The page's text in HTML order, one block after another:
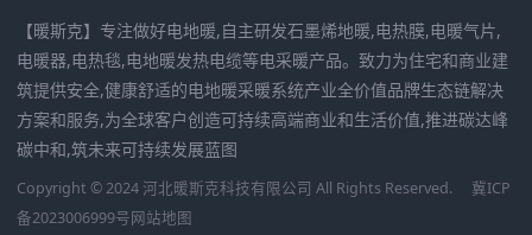
【暖斯克】专注做好电地暖,自主研发石墨烯地暖,电热膜,电暖气片,
电暖器,电热毯,电地暖发热电缆等电采暖产品。致力为住宅和商业建
筑提供安全,健康舒适的电地暖采暖系统产业全价值品牌生态链解决
方案和服务,为全球客户创造可持续高端商业和生活价值,推进碳达峰
碳中和,筑未来可持续发展蓝图
Copyright © 2024 河北暖斯克科技有限公司 All Rights Reserved.
冀ICP
备2023006999号网站地图